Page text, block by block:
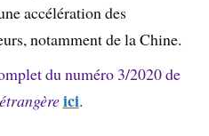
accélération des
notamment de la Chine.
du numéro 3/2020 de
ici.